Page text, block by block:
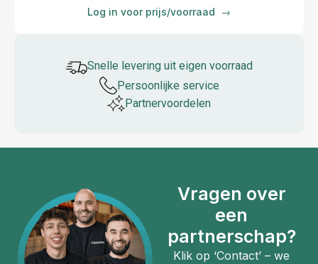
Log in voor prijs/voorraad →
Snelle levering uit eigen voorraad
Persoonlijke service
Partner­voordelen
Vragen over
een
partnerschap?
Klik op ‘Contact’ – we